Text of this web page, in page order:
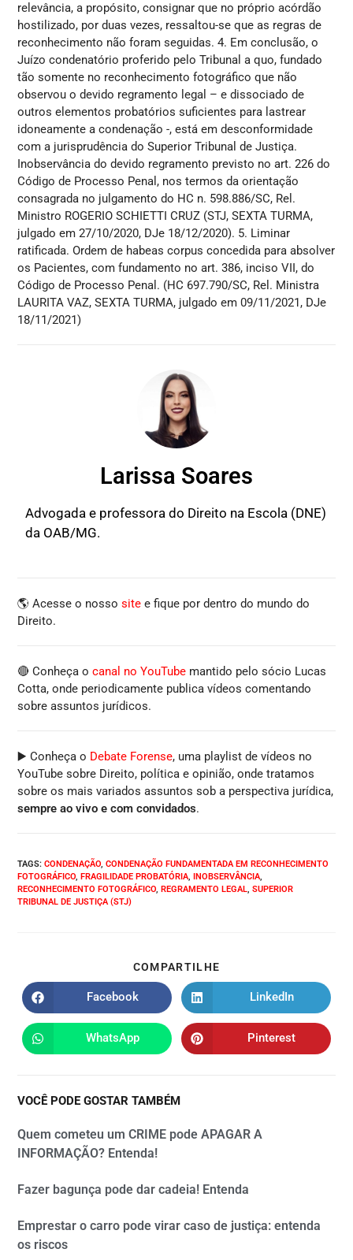
relevância, a propósito, consignar que no próprio acórdão
hostilizado, por duas vezes, ressaltou-se que as regras de
reconhecimento não foram seguidas. 4. Em conclusão, o
Juízo condenatório proferido pelo Tribunal a quo, fundado
tão somente no reconhecimento fotográfico que não
observou o devido regramento legal – e dissociado de
outros elementos probatórios suficientes para lastrear
idoneamente a condenação -, está em desconformidade
com a jurisprudência do Superior Tribunal de Justiça.
Inobservância do devido regramento previsto no art. 226 do
Código de Processo Penal, nos termos da orientação
consagrada no julgamento do HC n. 598.886/SC, Rel.
Ministro ROGERIO SCHIETTI CRUZ (STJ, SEXTA TURMA,
julgado em 27/10/2020, DJe 18/12/2020). 5. Liminar
ratificada. Ordem de habeas corpus concedida para absolver
os Pacientes, com fundamento no art. 386, inciso VII, do
Código de Processo Penal. (HC 697.790/SC, Rel. Ministra
LAURITA VAZ, SEXTA TURMA, julgado em 09/11/2021, DJe
18/11/2021)
Larissa Soares
Advogada e professora do Direito na Escola (DNE)
da OAB/MG.
🌎 Acesse o nossosite e fique por dentro do mundo do
Direito.
🔴 Conheça ocanal no YouTube mantido pelo sócio Lucas
Cotta, onde periodicamente publica vídeos comentando
sobre assuntos jurídicos.
▶️ Conheça o Debate Forense, uma playlist de vídeos no
YouTube sobre Direito, política e opinião, onde tratamos
sobre os mais variados assuntos sob a perspectiva jurídica,
sempre ao vivo e com convidados.
TAGS:CONDENAÇÃO, CONDENAÇÃO FUNDAMENTADA EM RECONHECIMENTO
FOTOGRÁFICO, FRAGILIDADE PROBATÓRIA, INOBSERVÂNCIA,
RECONHECIMENTO FOTOGRÁFICO, REGRAMENTO LEGAL, SUPERIOR
TRIBUNAL DE JUSTIÇA (STJ)
COMPARTILHE
Facebook LinkedIn
WhatsApp Pinterest
VOCÊ PODE GOSTAR TAMBÉM
Quem cometeu um CRIME pode APAGAR A
INFORMAÇÃO? Entenda!
Fazer bagunça pode dar cadeia! Entenda
Emprestar o carro pode virar caso de justiça: entenda
os riscos